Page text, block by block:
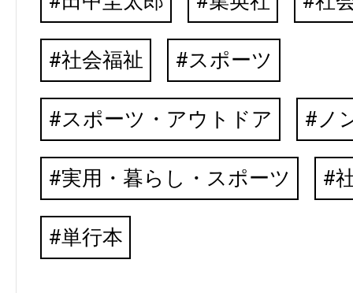
社会福祉 スポーツ
スポーツ・アウトドア ノ
実用・暮らし・スポーツ
単行本